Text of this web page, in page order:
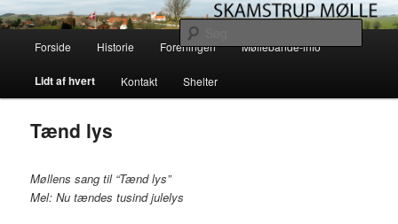
Fortsæt
til
primært
Skamstrup Mølle
Skamstrup Møllelaug driver og vedligeholder den gamle vindmølle i
Skamstrup på vestsjælland. Læs her om møllens historie og mekanik eller
book en overnatning med en helt unik solopgang i en af vores shelters.
Søg
Forside Historie Foreningen Møllebande-info
Lidt af hvert Kontakt Shelter
Tænd lys
Møllens sang til “Tænd lys”
Mel: Nu tændes tusind julelys